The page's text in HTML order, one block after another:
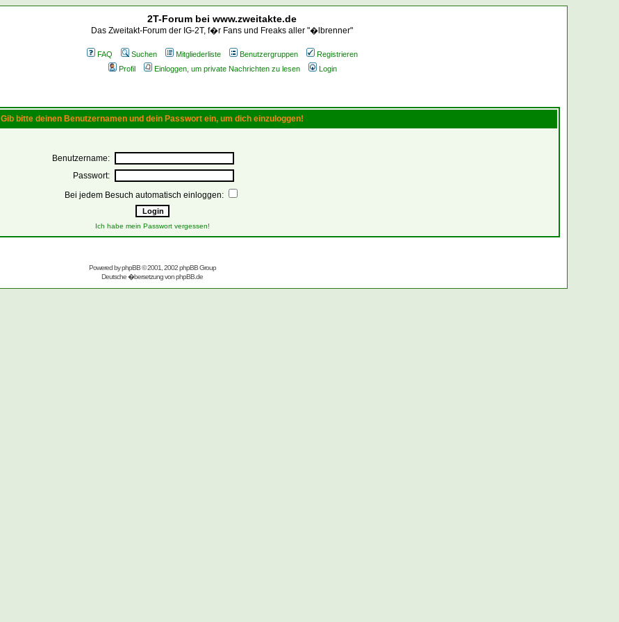
2T-Forum bei www.zweitakte.de
Das Zweitakt-Forum der IG-2T, f�r Fans und Freaks aller "�lbrenner"
FAQ Suchen Mitgliederliste Benutzergruppen
Registrieren
Profil
Einloggen, um private Nachrichten zu lesen Login
Gib bitte deinen Benutzernamen und dein Passwort ein, um dich einzuloggen!
Benutzername:
Passwort:
Bei jedem Besuch automatisch einloggen:
Ich habe mein Passwort vergessen!
Powered byphpBB© 2001, 2002 phpBB Group
Deutsche �bersetzung vonphpBB.de